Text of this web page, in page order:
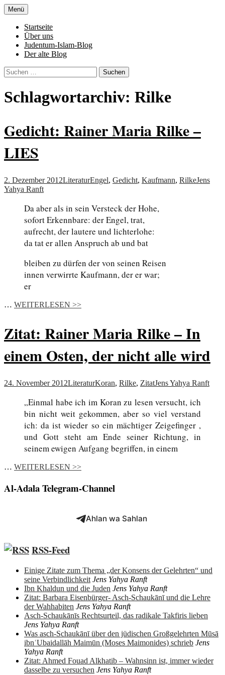
Zum
Inhalt
springen
Al-Adala.de
von allem
Menü
Startseite
Über uns
Judentum-Islam-Blog
Der alte Blog
Suchen
nach:
Schlagwortarchiv: Rilke
Gedicht: Rainer Maria Rilke –
LIES
2. Dezember 2012LiteraturEngel, Gedicht, Kaufmann, RilkeJens
Yahya Ranft
Da aber als in sein Versteck der Hohe,
sofort Erkennbare: der Engel, trat,
aufrecht, der lautere und lichterlohe:
da tat er allen Anspruch ab und bat
bleiben zu dürfen der von seinen Reisen
innen verwirrte Kaufmann, der er war;
er
… WEITERLESEN >>
Zitat: Rainer Maria Rilke – In
einem Osten, der nicht alle wird
24. November 2012LiteraturKoran, Rilke, ZitatJens Yahya Ranft
„Einmal habe ich im Koran zu lesen versucht, ich
bin nicht weit gekommen, aber so viel verstand
ich: da ist wieder so ein mächtiger Zeigefinger ,
und Gott steht am Ende seiner Richtung, in
seinem ewigen Aufgang begriffen, in einem
… WEITERLESEN >>
Al-Adala Telegram-Channel
Ahlan wa Sahlan
RSS-Feed
Einige Zitate zum Thema „der Konsens der Gelehrten“ und
seine Verbindlichkeit Jens Yahya Ranft
Ibn Khaldun und die Juden Jens Yahya Ranft
Zitat: Barbara Eisenbürger- Asch-Schaukānī und die Lehre
der Wahhabiten Jens Yahya Ranft
Asch-Schaukānīs Rechtsurteil, das radikale Takfiris lieben
Jens Yahya Ranft
Was asch-Schaukānī über den jüdischen Großgelehrten Mūsā
ibnʿUbaidallāh Maimūn (Moses Maimonides) schrieb Jens
Yahya Ranft
Zitat: Ahmed Fouad Alkhatib – Wahnsinn ist, immer wieder
dasselbe zu versuchen Jens Yahya Ranft